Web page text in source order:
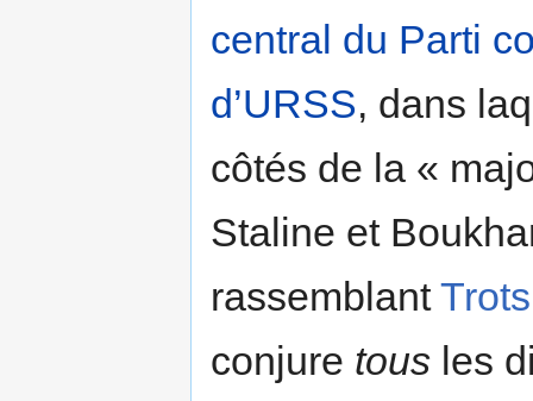
central du Parti
d’URSS, dans
côtés de la «
Staline et
rassemblant
conjure tous les